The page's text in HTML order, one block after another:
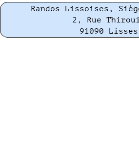
Randos Lissoises,
2, Rue
91090 Lisses